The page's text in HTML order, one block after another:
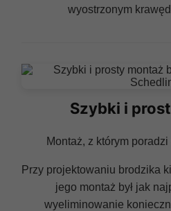
wyostrzonym
Szybki i
Montaż, z którym
Przy projektowaniu brodzika
jego montaż był jak
wyeliminowanie